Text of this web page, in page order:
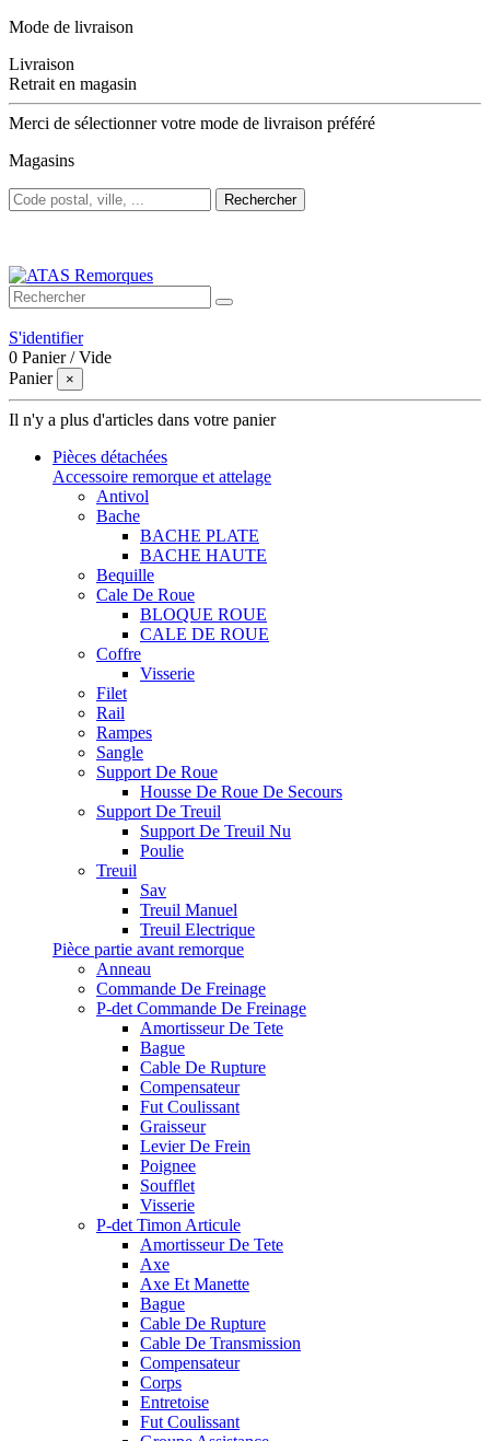
Mode de livraison
Livraison
Retrait en magasin
Merci de sélectionner votre mode de livraison préféré
Magasins
Rechercher
S'identifier
0 Panier /Vide
Panier
×
Il n'y a plus d'articles dans votre panier
Pièces détachées
Accessoire remorque et attelage
Antivol
Bache
BACHE PLATE
BACHE HAUTE
Bequille
Cale De Roue
BLOQUE ROUE
CALE DE ROUE
Coffre
Visserie
Filet
Rail
Rampes
Sangle
Support De Roue
Housse De Roue De Secours
Support De Treuil
Support De Treuil Nu
Poulie
Treuil
Sav
Treuil Manuel
Treuil Electrique
Pièce partie avant remorque
Anneau
Commande De Freinage
P-det Commande De Freinage
Amortisseur De Tete
Bague
Cable De Rupture
Compensateur
Fut Coulissant
Graisseur
Levier De Frein
Poignee
Soufflet
Visserie
P-det Timon Articule
Amortisseur De Tete
Axe
Axe Et Manette
Bague
Cable De Rupture
Cable De Transmission
Compensateur
Corps
Entretoise
Fut Coulissant